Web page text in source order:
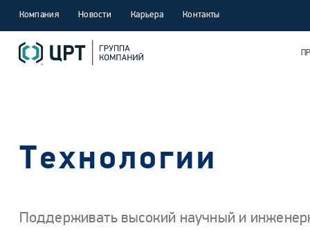
Компания Новости Карьера Контакты
Технологии
Поддерживать высокий научный и